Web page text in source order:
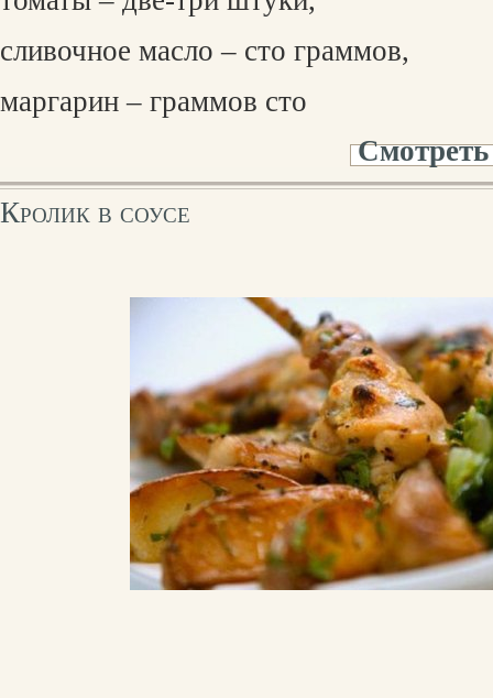
сливочное масло – сто граммов,
маргарин – граммов сто
Кролик в соусе